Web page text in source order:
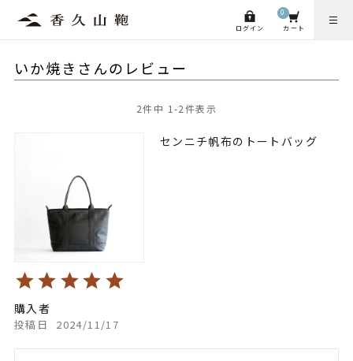
ログイン カート
0
いか焼きさんのレビュー
2件中 1 -2件表示
センニチ帆布のトートバッグ
購入者
投稿日 2024/11/17